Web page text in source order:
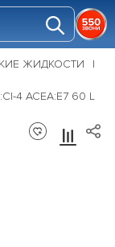
ЖИДКОСТИ
4 ACEA:E7 60 L